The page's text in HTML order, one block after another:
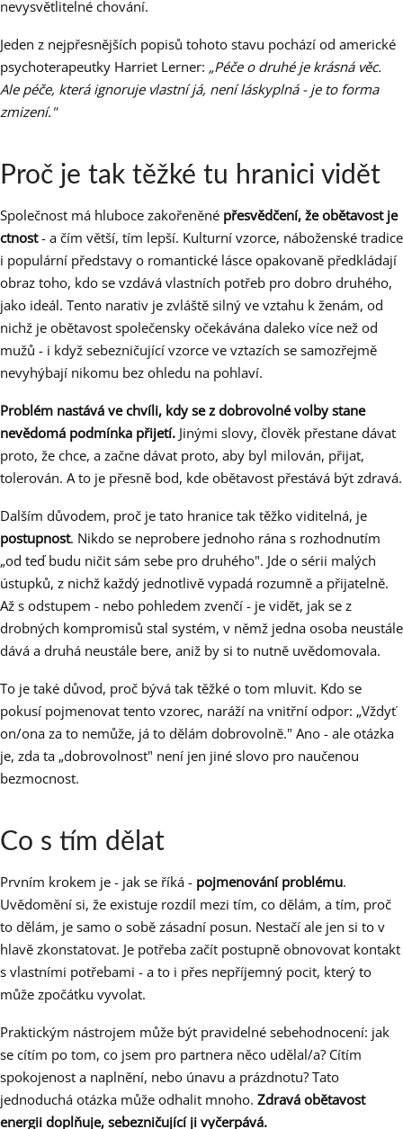
nevysvětlitelné chování.
Jeden z nejpřesnějších popisů tohoto stavu pochází od americké
psychoterapeutky Harriet Lerner: „Péče o druhé je krásná věc.
Ale péče, která ignoruje vlastní já, není láskyplná - je to forma
zmizení."
Proč je tak těžké tu hranici vidět
Společnost má hluboce zakořeněné přesvědčení, že obětavost je
ctnost- a čím větší, tím lepší. Kulturní vzorce, náboženské tradice
i populární představy o romantické lásce opakovaně předkládají
obraz toho, kdo se vzdává vlastních potřeb pro dobro druhého,
jako ideál. Tento narativ je zvláště silný ve vztahu k ženám, od
nichž je obětavost společensky očekávána daleko více než od
mužů - i když sebezničující vzorce ve vztazích se samozřejmě
nevyhýbají nikomu bez ohledu na pohlaví.
Problém nastává ve chvíli, kdy se z dobrovolné volby stane
nevědomá podmínka přijetí. Jinými slovy, člověk přestane dávat
proto, že chce, a začne dávat proto, aby byl milován, přijat,
tolerován. A to je přesně bod, kde obětavost přestává být zdravá.
Dalším důvodem, proč je tato hranice tak těžko viditelná, je
postupnost. Nikdo se neprobere jednoho rána s rozhodnutím
„od teď budu ničit sám sebe pro druhého". Jde o sérii malých
ústupků, z nichž každý jednotlivě vypadá rozumně a přijatelně.
Až s odstupem - nebo pohledem zvenčí - je vidět, jak se z
drobných kompromisů stal systém, v němž jedna osoba neustále
dává a druhá neustále bere, aniž by si to nutně uvědomovala.
To je také důvod, proč bývá tak těžké o tom mluvit. Kdo se
pokusí pojmenovat tento vzorec, naráží na vnitřní odpor: „Vždyť
on/ona za to nemůže, já to dělám dobrovolně." Ano - ale otázka
je, zda ta „dobrovolnost" není jen jiné slovo pro naučenou
bezmocnost.
Co s tím dělat
Prvním krokem je - jak se říká - pojmenování problému.
Uvědomění si, že existuje rozdíl mezi tím, co dělám, a tím, proč
to dělám, je samo o sobě zásadní posun. Nestačí ale jen si to v
hlavě zkonstatovat. Je potřeba začít postupně obnovovat kontakt
s vlastními potřebami - a to i přes nepříjemný pocit, který to
může zpočátku vyvolat.
Praktickým nástrojem může být pravidelné sebehodnocení: jak
se cítím po tom, co jsem pro partnera něco udělal/a? Cítím
spokojenost a naplnění, nebo únavu a prázdnotu? Tato
jednoduchá otázka může odhalit mnoho. Zdravá obětavost
energii doplňuje, sebezničující ji vyčerpává.